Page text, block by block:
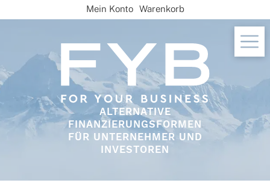
to
ALTERNATIVE
FINANZIERUNGSFORMEN
FÜR UNTERNEHMER UND
INVESTOREN
Mein Konto Warenkorb